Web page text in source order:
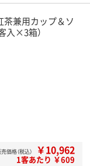
兼用カップ＆ソ
入×3箱）
価格（税込） ￥10,962
1客あたり ￥609